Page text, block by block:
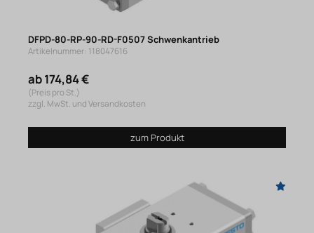
DFPD-80-RP-90-RD-F0507 Schwenkantrieb
Artikelnummer: 118047616
ab 174,84 €
(Preis pro St.)
zzgl. MwSt. und Versandkosten
zum Produkt